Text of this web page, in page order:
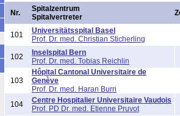
Nr.
Spitalzentrum
Spitalvertreter
101
Universitätsspital Basel
Prof. Dr. med. Christian Sticherling
102
Inselspital Bern
Prof. Dr. med. Tobias Reichlin
103
Hôpital Cantonal Universitaire de
Genève
Prof. Dr. med. Haran Burri
104
Centre Hospitalier Universitaire Vaudois
Prof. PD Dr. med. Etienne Pruvot